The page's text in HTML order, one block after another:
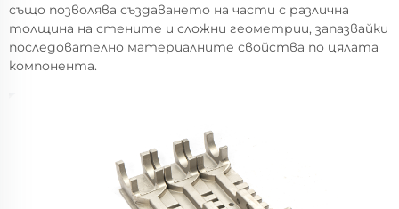
също позволява създаването на части с различна
толщина на стените и сложни геометрии, запазвайки
последователно материалните свойства по цялата
компонента.